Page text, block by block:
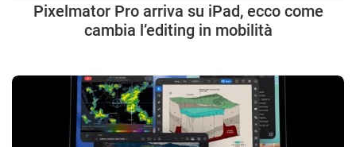
Pixelmator Pro arriva su iPad, ecco come
cambia l’editing in mobilità